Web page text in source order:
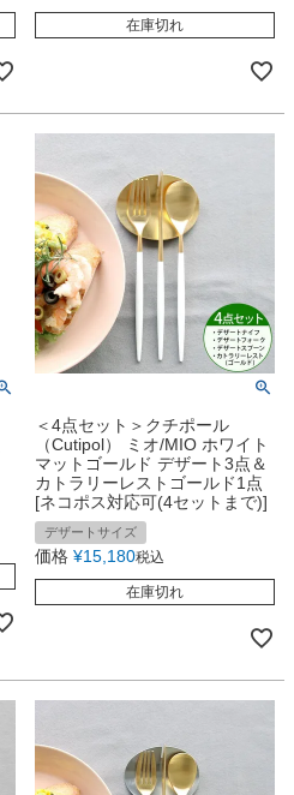
在庫切れ
＜4点セット＞クチポール
（Cutipol） ミオ/MIO ホワイト
マットゴールド デザート3点＆
カトラリーレストゴールド1点
[ネコポス対応可(4セットまで)]
デザートサイズ
価格 ¥15,180税込
在庫切れ